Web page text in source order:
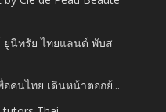
นิทรัย ไทยแลนด์ พับส
อคนไทย เดินหน้าตอกย้...